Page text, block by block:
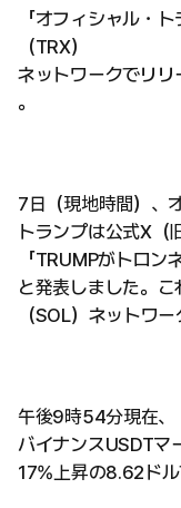
「オフィシャル・
（TRX）
ネットワークでリ
。
7日（現地時間）、
トランプは公式X
「TRUMPがトロン
と発表しました。
（SOL）ネットワ
午後9時54分現在、
バイナンスUSDTマ
17%上昇の8.62ドル